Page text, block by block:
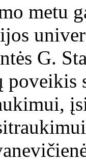
metu
G.